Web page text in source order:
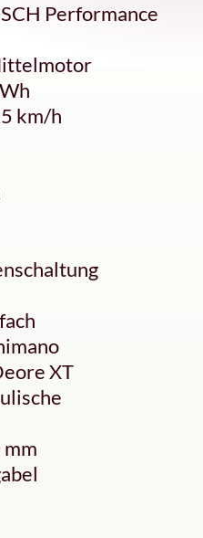
Performance
km/h
XT